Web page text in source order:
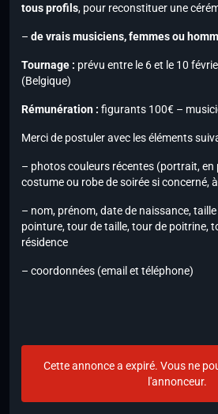
tous profils, pour reconstituer une
– de vrais musiciens, femmes ou
Tournage : prévu entre le 6 et le 10
(Belgique)
Rémunération : figurants 100€ –
Merci de postuler avec les éléments
– photos couleurs récentes (portrait, en
costume ou robe de soirée si concerné,
– nom, prénom, date de naissance,
pointure, tour de taille, tour de poitrine,
résidence
– coordonnées (email et téléphone)
Cette annonce a expiré. Vous ne
l'annonceur.